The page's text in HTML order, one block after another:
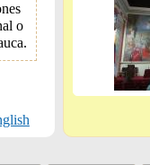
o